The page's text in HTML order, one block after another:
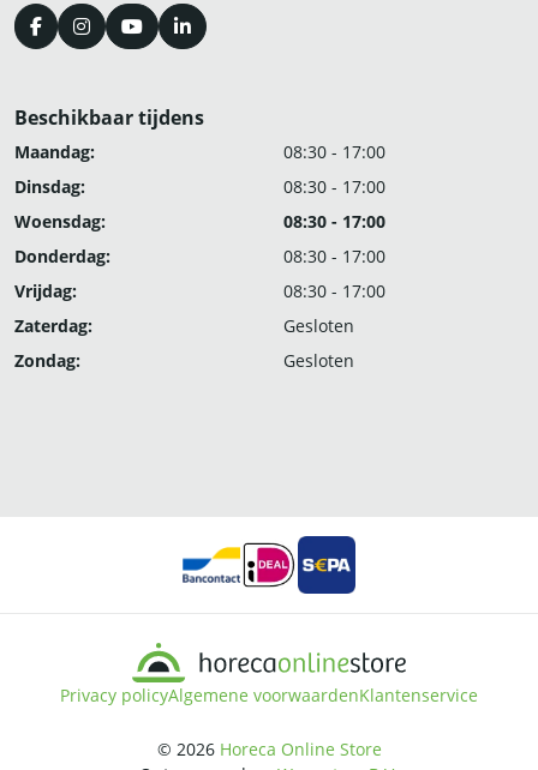
Beschikbaar tijdens
Maandag:
08:30 - 17:00
Dinsdag:
08:30 - 17:00
Woensdag:
08:30 - 17:00
Donderdag:
08:30 - 17:00
Vrijdag:
08:30 - 17:00
Zaterdag:
Gesloten
Zondag:
Gesloten
Privacy policyAlgemene voorwaardenKlantenservice
© 2026 Horeca Online Store